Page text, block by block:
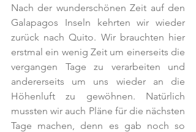
Nach der wunderschönen Zeit auf den
Galapagos Inseln kehrten wir wieder
zurück nach Quito. Wir brauchten hier
erstmal ein wenig Zeit um einerseits die
vergangen Tage zu verarbeiten und
andererseits um uns wieder an die
Höhenluft zu gewöhnen. Natürlich
mussten wir auch Pläne für die nächsten
Tage machen, denn es gab noch so